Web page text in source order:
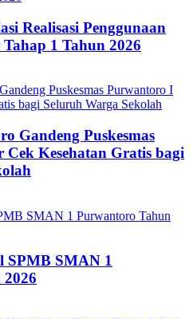
Realisasi Penggunaan
1 Tahun 2026
Gandeng Puskesmas
Kesehatan Gratis bagi
SPMB SMAN 1